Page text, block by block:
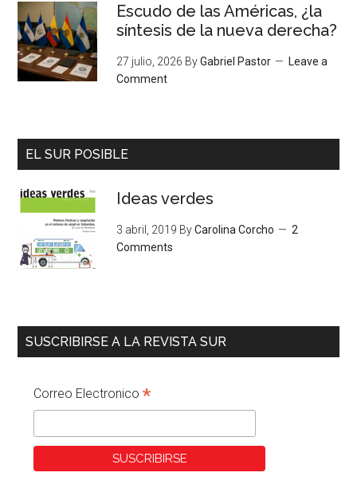
Escudo de las Américas, ¿la
síntesis de la nueva derecha?
27 julio, 2026 ByGabriel Pastor
Leave a
Comment
EL SUR POSIBLE
Ideas verdes
3 abril, 2019 ByCarolina Corcho
2
Comments
SUSCRIBIRSE A LA REVISTA SUR
Correo Electronico*